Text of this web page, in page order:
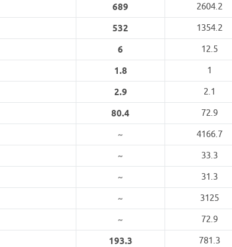
689 2604.2
532 1354.2
6 12.5
1.8 1
2.9 2.1
80.4 72.9
~ 4166.7
~ 33.3
~ 31.3
~ 3125
~ 72.9
193.3 781.3